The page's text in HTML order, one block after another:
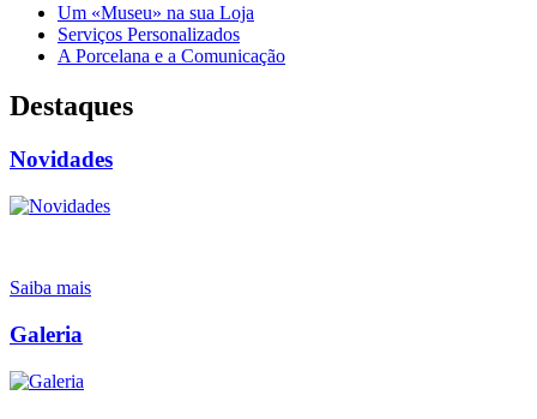
Um «Museu» na sua Loja
Serviços Personalizados
A Porcelana e a Comunicação
Destaques
Novidades
Saiba mais
Galeria